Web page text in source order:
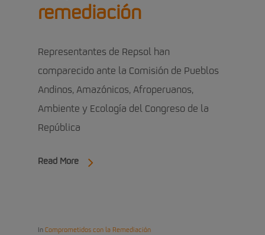
remediación
Representantes de Repsol han
comparecido ante la Comisión de Pueblos
Andinos, Amazónicos, Afroperuanos,
Ambiente y Ecología del Congreso de la
República
Read More
In Comprometidos con la Remediación